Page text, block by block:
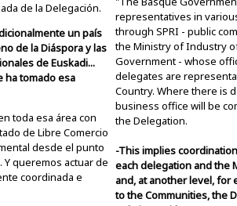
de la Delegación.
un país
de la Diáspora y las
de Euskadi...
ha tomado esa
toda esa área con
de Libre Comercio
desde el punto
Y queremos actuar de
coordinada e
representatives in
through SPRI - public
the Ministry of Industry
Government - whose
delegates are
Country. Where there is
business office will be
the Delegation.
-This implies
each delegation and the
and, at another level, for
to the Communities, the